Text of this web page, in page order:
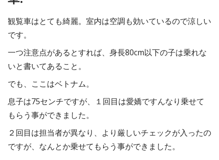
観覧車はとても綺麗。室内は空調も効いているので涼しい
です。
一つ注意点があるとすれば、身長80cm以下の子は乗れな
いと書いてあること。
でも、ここはベトナム。
息子は75センチですが、１回目は愛嬌ですんなり乗せて
もらう事ができました。
２回目は担当者が異なり、より厳しいチェックが入ったの
ですが、なんとか乗せてもらう事ができました。